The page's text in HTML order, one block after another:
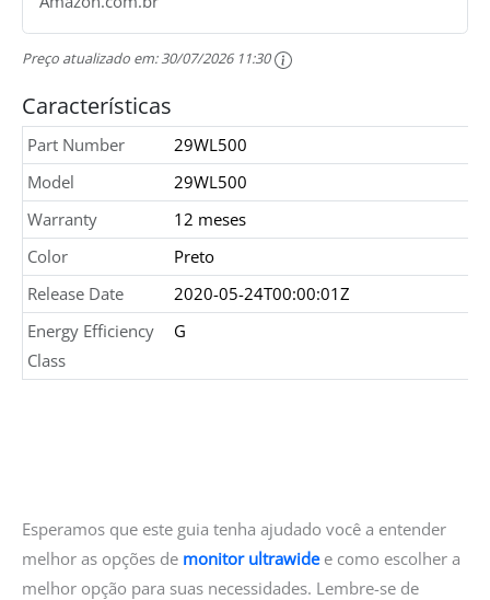
Preço atualizado em:30/07/2026 11:30
Características
Part Number
29WL500
Model
29WL500
Warranty
12 meses
Color
Preto
Release Date
2020-05-24T00:00:01Z
Energy Efficiency
Class
G
Esperamos que este guia tenha ajudado você a entender
melhor as opções de monitor ultrawidee como escolher a
melhor opção para suas necessidades. Lembre-se de